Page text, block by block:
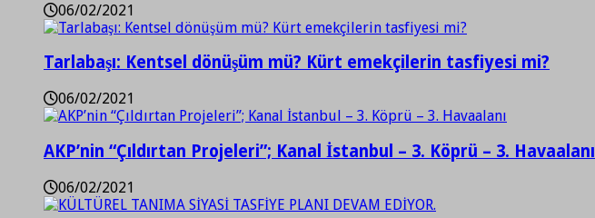
06/02/2021
Tarlabaşı: Kentsel dönüşüm mü? Kürt emekçilerin tasfiyesi mi?
06/02/2021
AKP’nin “Çıldırtan Projeleri”; Kanal İstanbul – 3. Köprü – 3. Havaalanı
06/02/2021